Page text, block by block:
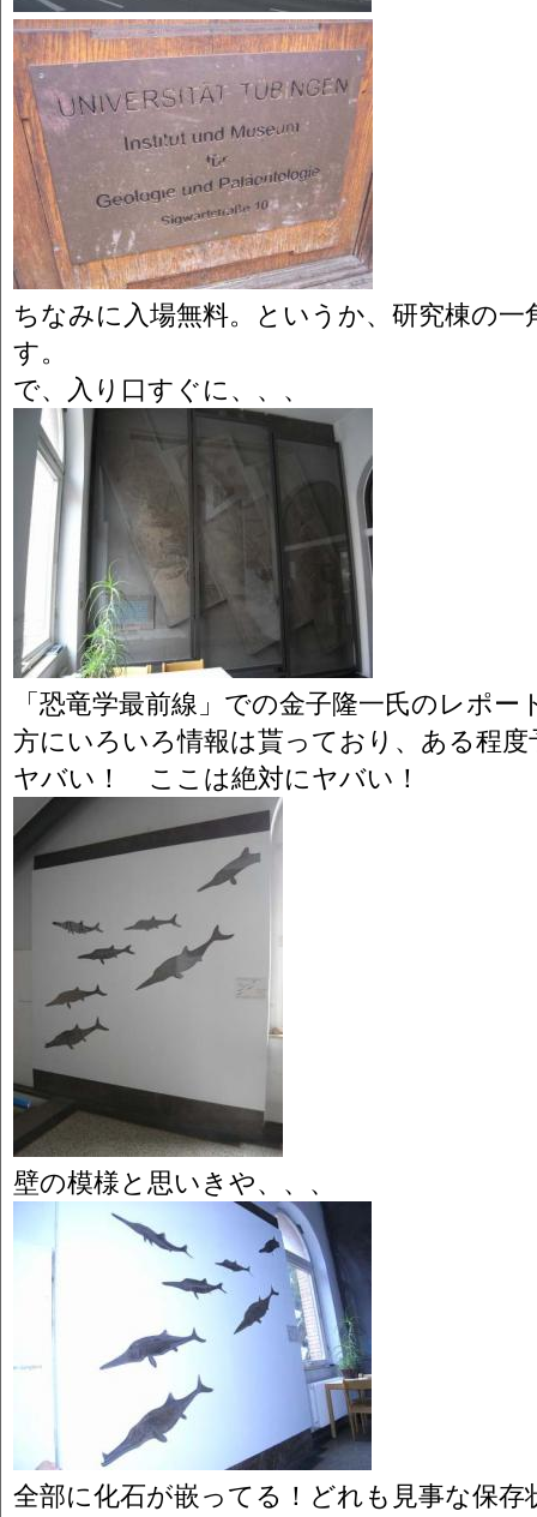
ちなみに入場無料。というか、研究棟の
す。
で、入り口すぐに、、、
「恐竜学最前線」での金子隆一氏のレポ
方にいろいろ情報は貰っており、ある程
ヤバい！ ここは絶対にヤバい！
壁の模様と思いきや、、、
全部に化石が嵌ってる！どれも見事な保存